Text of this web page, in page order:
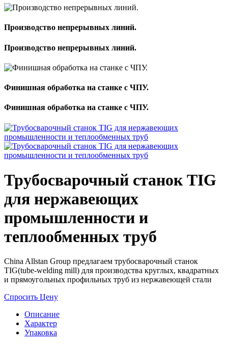
Производство непрерывных линий.
Производство непрерывных линий.
Финишная обработка на станке с ЧПУ.
Финишная обработка на станке с ЧПУ.
Трубосварочный станок TIG
для нержавеющих
промышленности и
теплообменных труб
China Allstan Group предлагаем трубосварочный станок
TIG(tube-welding mill) для производства круглых, квадратных
и прямоугольных профильных труб из нержавеющей стали
Спросить Цену
Описание
Характер
Упаковка